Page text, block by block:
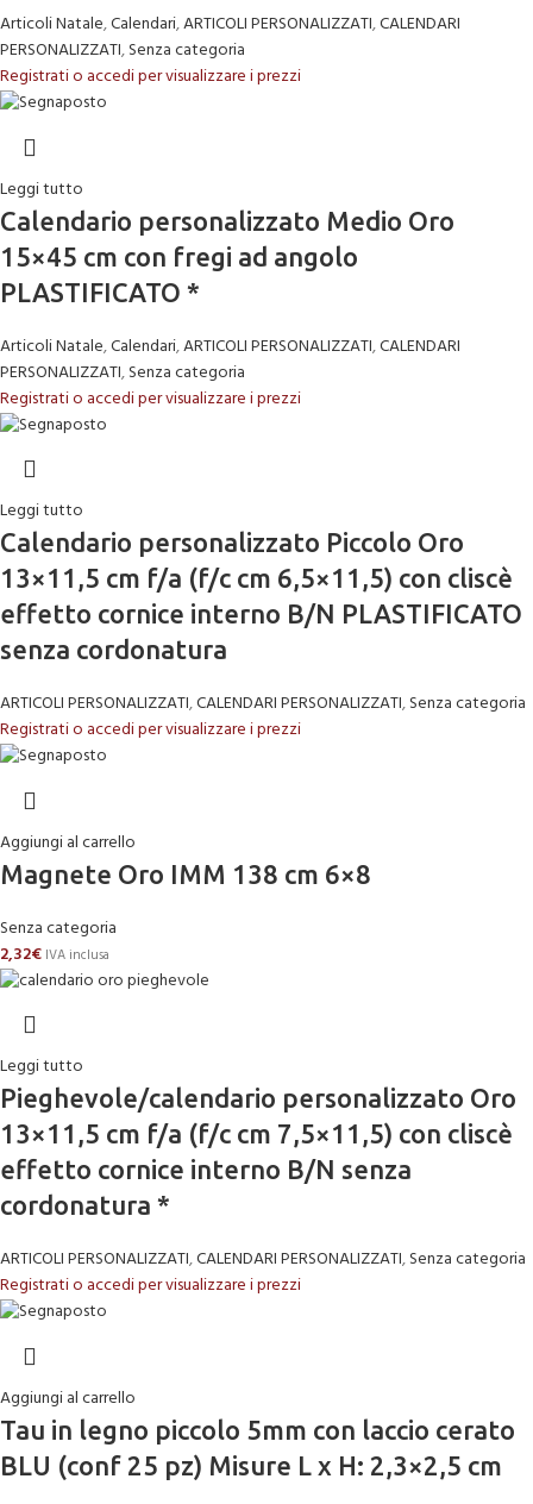
Articoli Natale,Calendari,ARTICOLI PERSONALIZZATI,CALENDARI
PERSONALIZZATI,Senza categoria
Registrati o accedi per visualizzare i prezzi
Leggi tutto
Calendario personalizzato Medio Oro
15×45 cm con fregi ad angolo
PLASTIFICATO *
Articoli Natale,Calendari,ARTICOLI PERSONALIZZATI,CALENDARI
PERSONALIZZATI,Senza categoria
Registrati o accedi per visualizzare i prezzi
Leggi tutto
Calendario personalizzato Piccolo Oro
13×11,5 cm f/a (f/c cm 6,5×11,5) con cliscè
effetto cornice interno B/N PLASTIFICATO
senza cordonatura
ARTICOLI PERSONALIZZATI,CALENDARI PERSONALIZZATI,Senza categoria
Registrati o accedi per visualizzare i prezzi
Aggiungi al carrello
Magnete Oro IMM 138 cm 6×8
Senza categoria
2,32€ IVA inclusa
Leggi tutto
Pieghevole/calendario personalizzato Oro
13×11,5 cm f/a (f/c cm 7,5×11,5) con cliscè
effetto cornice interno B/N senza
cordonatura *
ARTICOLI PERSONALIZZATI,CALENDARI PERSONALIZZATI,Senza categoria
Registrati o accedi per visualizzare i prezzi
Aggiungi al carrello
Tau in legno piccolo 5mm con laccio cerato
BLU (conf 25 pz) Misure L x H: 2,3×2,5 cm